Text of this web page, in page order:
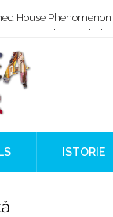
understand
River „Bone
Ancient Civilization
Before
ISTORIE